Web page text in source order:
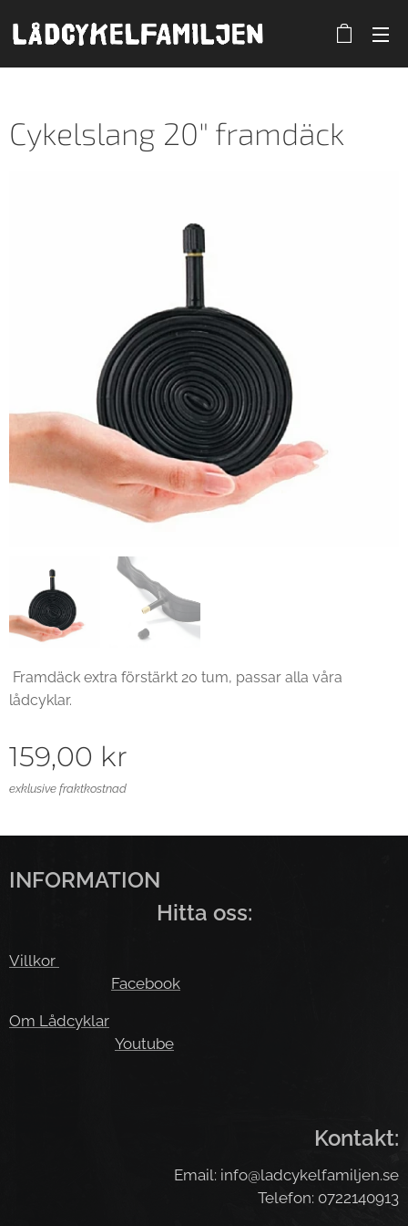
Cykelslang 20" framdäck
Framdäck extra förstärkt 20 tum, passar alla våra
lådcyklar.
159,00 kr
exklusive fraktkostnad
INFORMATION
Hitta oss:
Villkor
Facebook
Om Lådcyklar
Youtube
Kontakt:
Email: info@ladcykelfamiljen.se
Telefon: 0722140913